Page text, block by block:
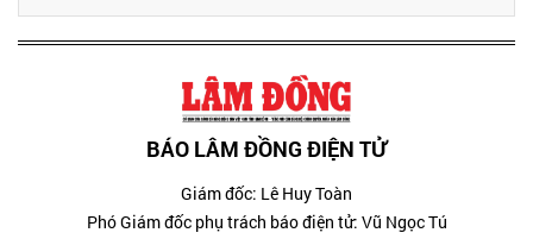
BÁO LÂM ĐỒNG ĐIỆN TỬ
Giám đốc: Lê Huy Toàn
Phó Giám đốc phụ trách báo điện tử: Vũ Ngọc Tú